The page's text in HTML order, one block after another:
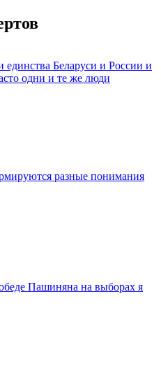
Беларуси и России и
одни и те же люди
разные понимания
Пашиняна на выборах я